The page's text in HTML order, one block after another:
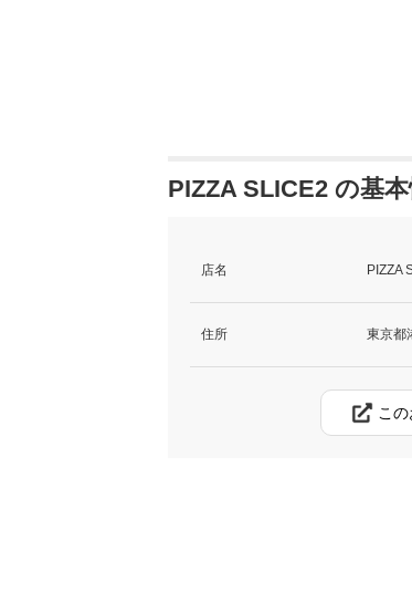
PIZZA SLICE2 の基
店名 PIZZA
住所 東京都
こ